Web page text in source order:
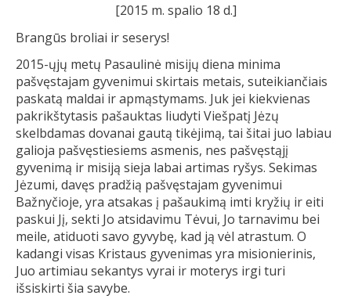
[2015 m. spalio 18 d.]
Brangūs broliai ir seserys!
2015-ųjų metų Pasaulinė misijų diena minima
pašvęstajam gyvenimui skirtais metais, suteikiančiais
paskatą maldai ir apmąstymams. Juk jei kiekvienas
pakrikštytasis pašauktas liudyti Viešpatį Jėzų
skelbdamas dovanai gautą tikėjimą, tai šitai juo labiau
galioja pašvęstiesiems asmenis, nes pašvęstąjį
gyvenimą ir misiją sieja labai artimas ryšys. Sekimas
Jėzumi, davęs pradžią pašvęstajam gyvenimui
Bažnyčioje, yra atsakas į pašaukimą imti kryžių ir eiti
paskui Jį, sekti Jo atsidavimu Tėvui, Jo tarnavimu bei
meile, atiduoti savo gyvybę, kad ją vėl atrastum. O
kadangi visas Kristaus gyvenimas yra misionierinis,
Juo artimiau sekantys vyrai ir moterys irgi turi
išsiskirti šia savybe.